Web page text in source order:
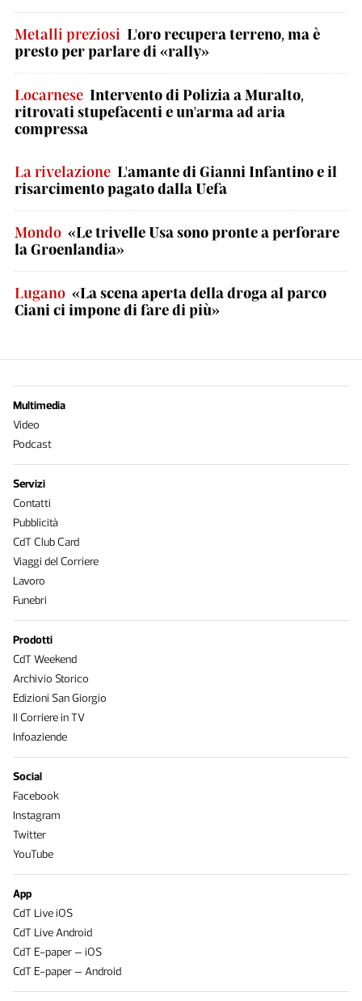
Metalli preziosi L'oro recupera terreno, ma è
presto per parlare di «rally»
Locarnese Intervento di Polizia a Muralto,
ritrovati stupefacenti e un'arma ad aria
compressa
La rivelazione L'amante di Gianni Infantino e il
risarcimento pagato dalla Uefa
Mondo «Le trivelle Usa sono pronte a perforare
la Groenlandia»
Lugano «La scena aperta della droga al parco
Ciani ci impone di fare di più»
Multimedia
Video
Podcast
Servizi
Contatti
Pubblicità
CdT Club Card
Viaggi del Corriere
Lavoro
Funebri
Prodotti
CdT Weekend
Archivio Storico
Edizioni San Giorgio
Il Corriere in TV
Infoaziende
Social
Facebook
Instagram
Twitter
YouTube
App
CdT Live iOS
CdT Live Android
CdT E-paper – iOS
CdT E-paper – Android